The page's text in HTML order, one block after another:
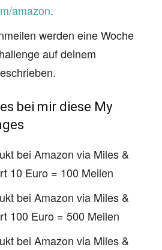
amazon.
werden eine Woche
auf deinem
bei mir diese My
bei Amazon via Miles &
10 Euro = 100 Meilen
bei Amazon via Miles &
100 Euro = 500 Meilen
bei Amazon via Miles &